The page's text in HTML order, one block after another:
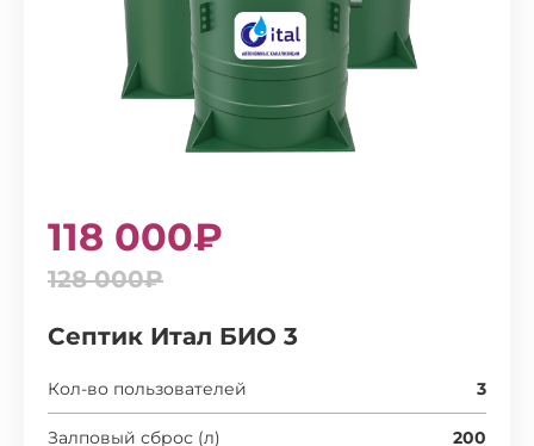
118 000₽
128 000₽
Септик Итал БИО 3
Кол-во пользователей 3
Залповый сброс (л) 200